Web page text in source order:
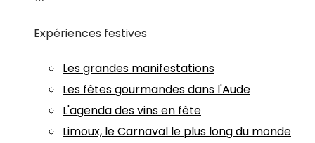
Expériences festives
Les grandes manifestations
Les fêtes gourmandes dans l'Aude
L'agenda des vins en fête
Limoux, le Carnaval le plus long du monde